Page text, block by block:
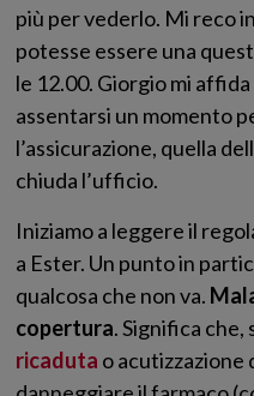
più per vederlo. Mi reco
potesse essere una
le 12.00. Giorgio mi
assentarsi un momento
l’assicurazione, quella
chiuda l’ufficio.
Iniziamo a leggere il
a Ester. Un punto in
qualcosa che non va.
copertura. Significa che,
ricaduta o acutizzazione